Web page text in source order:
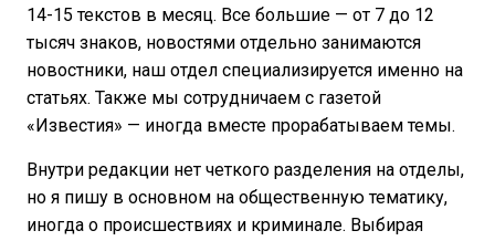
14-15 текстов в месяц. Все большие — от 7 до 12
тысяч знаков, новостями отдельно занимаются
новостники, наш отдел специализируется именно на
статьях. Также мы сотрудничаем с газетой
«Известия» — иногда вместе прорабатываем темы.
Внутри редакции нет четкого разделения на отделы,
но я пишу в основном на общественную тематику,
иногда о происшествиях и криминале. Выбирая